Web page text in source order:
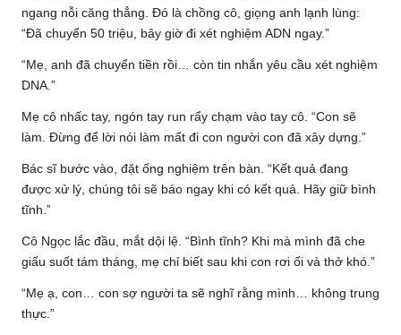
ngang nỗi căng thẳng. Đó là chồng cô, giọng anh lạnh lùng:
“Đã chuyển 50 triệu, bây giờ đi xét nghiệm ADN ngay.”
“Mẹ, anh đã chuyển tiền rồi… còn tin nhắn yêu cầu xét nghiệm
DNA.”
Mẹ cô nhấc tay, ngón tay run rẩy chạm vào tay cô. “Con sẽ
làm. Đừng để lời nói làm mất đi con người con đã xây dựng.”
Bác sĩ bước vào, đặt ống nghiệm trên bàn. “Kết quả đang
được xử lý, chúng tôi sẽ báo ngay khi có kết quả. Hãy giữ bình
tĩnh.”
Cô Ngọc lắc đầu, mắt dội lệ. “Bình tĩnh? Khi mà mình đã che
giấu suốt tám tháng, mẹ chỉ biết sau khi con rơi ối và thở khó.”
“Mẹ ạ, con… con sợ người ta sẽ nghĩ rằng mình… không trung
thực.”